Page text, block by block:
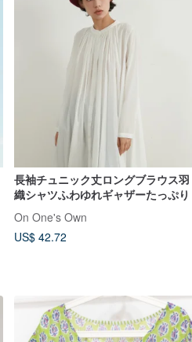
長袖チュニック丈ロングブラウス羽
織シャツふわゆれギャザーたっぷり
On One's Own
US$ 42.72